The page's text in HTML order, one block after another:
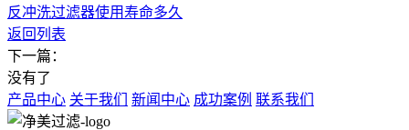
反冲洗过滤器使用寿命多久
返回列表
下一篇：
没有了
产品中心 关于我们 新闻中心 成功案例 联系我们